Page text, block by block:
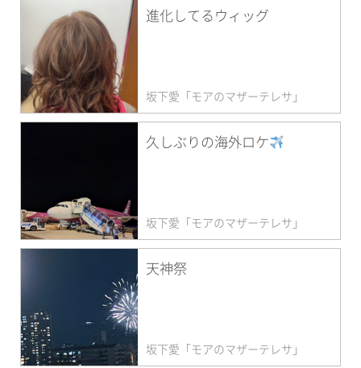
進化してるウィッグ
坂下愛「モアのマザーテレサ」
久しぶりの海外ロケ
坂下愛「モアのマザーテレサ」
天神祭
坂下愛「モアのマザーテレサ」